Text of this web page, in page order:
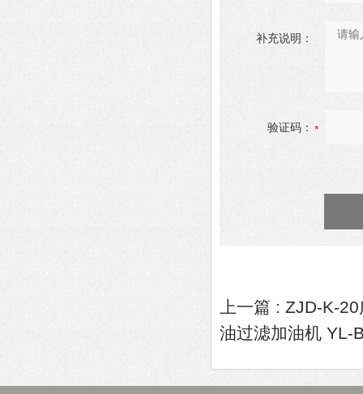
补充说明：
验证码：
上一篇 : ZJD-K-
油过滤加油机 YL-